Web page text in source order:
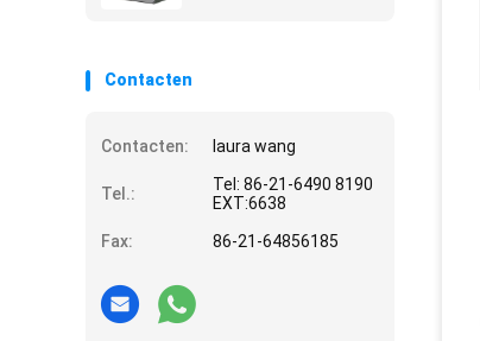
Contacten
Contacten: laura wang
Tel.:
Tel: 86-21-6490 8190
EXT:6638
Fax:
86-21-64856185